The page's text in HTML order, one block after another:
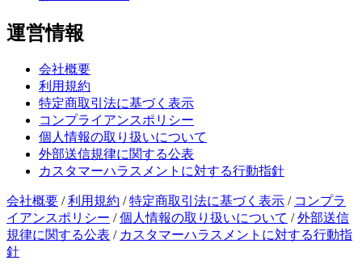
運営情報
会社概要
利用規約
特定商取引法に基づく表示
コンプライアンスポリシー
個人情報の取り扱いについて
外部送信規律に関する公表
カスタマーハラスメントに対する行動指針
会社概要 / 利用規約 / 特定商取引法に基づく表示 / コンプラ
イアンスポリシー / 個人情報の取り扱いについて / 外部送信
規律に関する公表 / カスタマーハラスメントに対する行動指
針